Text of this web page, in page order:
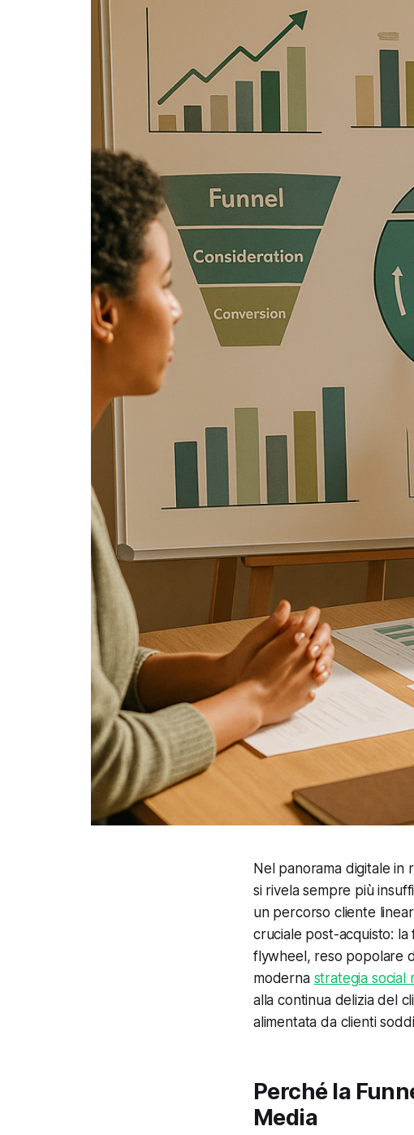
Nel panorama digitale in
si rivela sempre più
un percorso cliente
cruciale post-acquisto:
flywheel, reso popolare
moderna strategia social
alla continua delizia del
alimentata da clienti
Perché la
Media